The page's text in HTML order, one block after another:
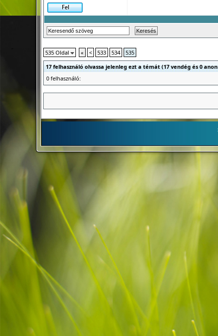
535 Oldal « < 533 534
535
17 felhasználó olvassa jelenleg ezt a témát (17 vendég és 0
0 felhasználó: